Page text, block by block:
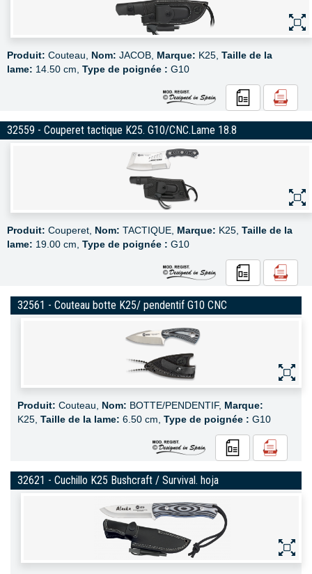
Produit: Couteau, Nom: JACOB, Marque: K25, Taille de la
lame: 14.50 cm, Type de poignée : G10
32559 - Couperet tactique K25. G10/CNC.Lame 18.8
Produit: Couperet, Nom: TACTIQUE, Marque: K25, Taille de la
lame: 19.00 cm, Type de poignée : G10
32561 - Couteau botte K25/ pendentif G10 CNC
Produit: Couteau, Nom: BOTTE/PENDENTIF, Marque:
K25, Taille de la lame: 6.50 cm, Type de poignée : G10
32621 - Cuchillo K25 Bushcraft / Survival. hoja